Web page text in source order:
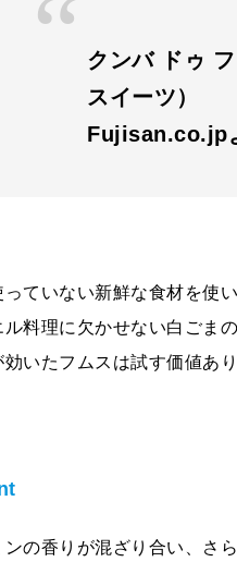
クンバ ドゥ
スイーツ）
Fujisan.co.jp
ていない新鮮な食材を使
料理に欠かせない白ごま
いたフムスは試す価値あ
の香りが混ざり合い、さ